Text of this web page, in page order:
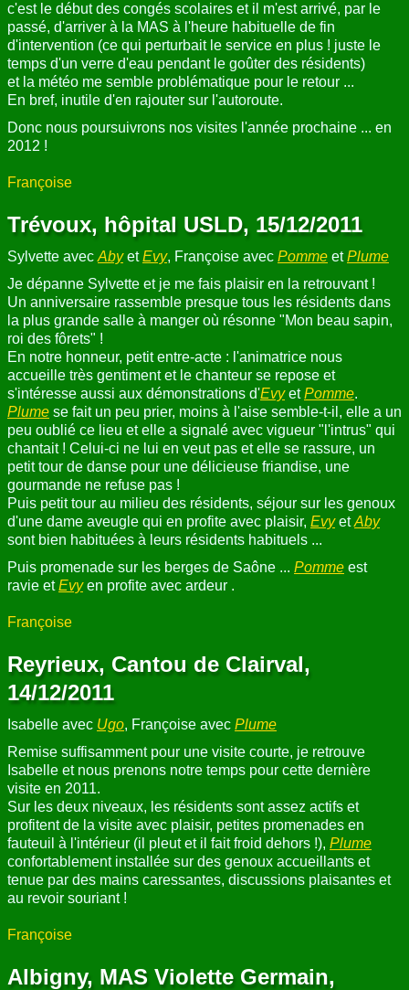
c'est le début des congés scolaires et il m'est arrivé, par le
passé, d'arriver à la MAS à l'heure habituelle de fin
d'intervention (ce qui perturbait le service en plus ! juste le
temps d'un verre d'eau pendant le goûter des résidents)
et la météo me semble problématique pour le retour ...
En bref, inutile d'en rajouter sur l'autoroute.
Donc nous poursuivrons nos visites l'année prochaine ... en
2012 !
Françoise
Trévoux, hôpital USLD, 15/12/2011
Sylvette avec AbyetEvy, Françoise avec Pomme etPlume
Je dépanne Sylvette et je me fais plaisir en la retrouvant !
Un anniversaire rassemble presque tous les résidents dans
la plus grande salle à manger où résonne "Mon beau sapin,
roi des fôrets" !
En notre honneur, petit entre-acte : l'animatrice nous
accueille très gentiment et le chanteur se repose et
s'intéresse aussi aux démonstrations d'EvyetPomme.
Plume se fait un peu prier, moins à l'aise semble-t-il, elle a un
peu oublié ce lieu et elle a signalé avec vigueur "l'intrus" qui
chantait ! Celui-ci ne lui en veut pas et elle se rassure, un
petit tour de danse pour une délicieuse friandise, une
gourmande ne refuse pas !
Puis petit tour au milieu des résidents, séjour sur les genoux
d'une dame aveugle qui en profite avec plaisir, EvyetAby
sont bien habituées à leurs résidents habituels ...
Puis promenade sur les berges de Saône ... Pomme est
ravie etEvyen profite avec ardeur .
Françoise
Reyrieux, Cantou de Clairval,
14/12/2011
Isabelle avec Ugo, Françoise avec Plume
Remise suffisamment pour une visite courte, je retrouve
Isabelle et nous prenons notre temps pour cette dernière
visite en 2011.
Sur les deux niveaux, les résidents sont assez actifs et
profitent de la visite avec plaisir, petites promenades en
fauteuil à l'intérieur (il pleut et il fait froid dehors !), Plume
confortablement installée sur des genoux accueillants et
tenue par des mains caressantes, discussions plaisantes et
au revoir souriant !
Françoise
Albigny, MAS Violette Germain,